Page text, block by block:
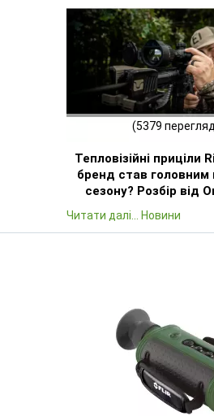
(5379
Тепловізійні приціли
бренд став головним
сезону? Розбір від
Читати далі... Новини